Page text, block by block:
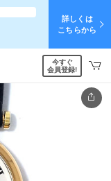
詳しくは
こちらから
今すぐ
会員登録!